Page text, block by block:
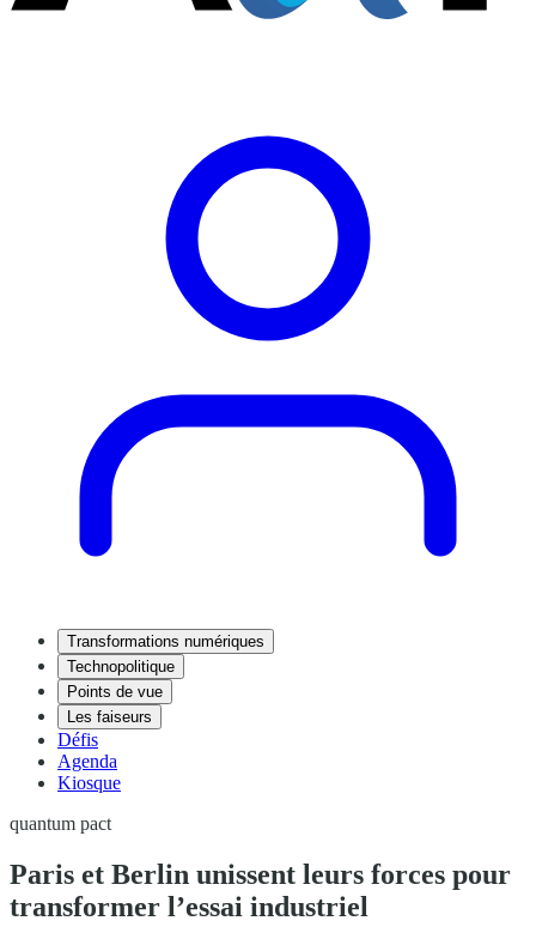
Transformations numériques
Technopolitique
Points de vue
Les faiseurs
Défis
Agenda
Kiosque
quantum pact
Paris et Berlin unissent leurs forces pour
transformer l’essai industriel